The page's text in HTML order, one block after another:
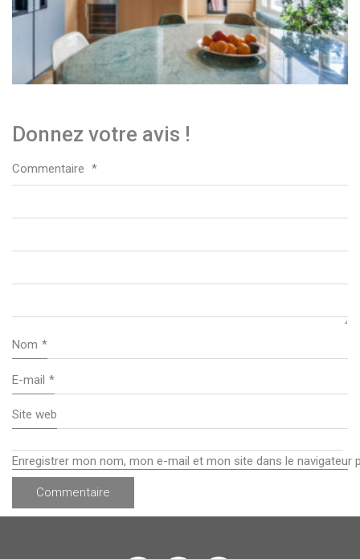
Donnez votre avis !
Commentaire *
Nom *
E-mail *
Site web
Enregistrer mon nom, mon e-mail et mon site dans le navigateur